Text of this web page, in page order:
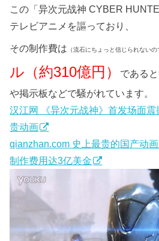
この「异次元战神 CYBER
テレビアニメを謳っており、
その制作費は （流石にちょっと信じられないの
ル（約310億円）
である
や掲示板などで騒がれています。
汉江网 《异次元战神》首发场面
贵动画
qianzhan.com 史上最贵的国产动
制作费用达3亿美金